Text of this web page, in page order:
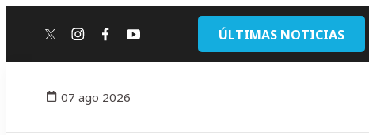
twitterinstagram
facebook
youtube ÚLTIMAS NOTICIAS
07 ago 2026